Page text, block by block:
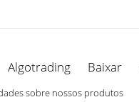
Algotrading Baixar
sobre nossos produtos